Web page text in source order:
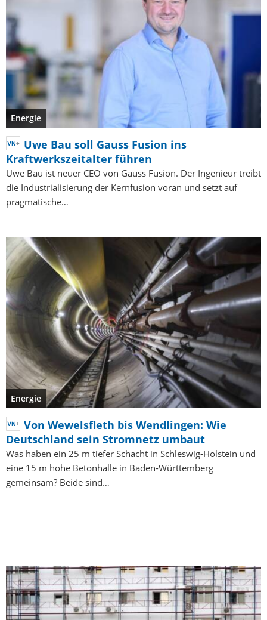
Energie
Uwe Bau soll Gauss Fusion ins
Kraftwerkszeitalter führen
Uwe Bau ist neuer CEO von Gauss Fusion. Der Ingenieur treibt
die Industrialisierung der Kernfusion voran und setzt auf
pragmatische…
Energie
Von Wewelsfleth bis Wendlingen: Wie
Deutschland sein Stromnetz umbaut
Was haben ein 25 m tiefer Schacht in Schleswig-Holstein und
eine 15 m hohe Betonhalle in Baden-Württemberg
gemeinsam? Beide sind…